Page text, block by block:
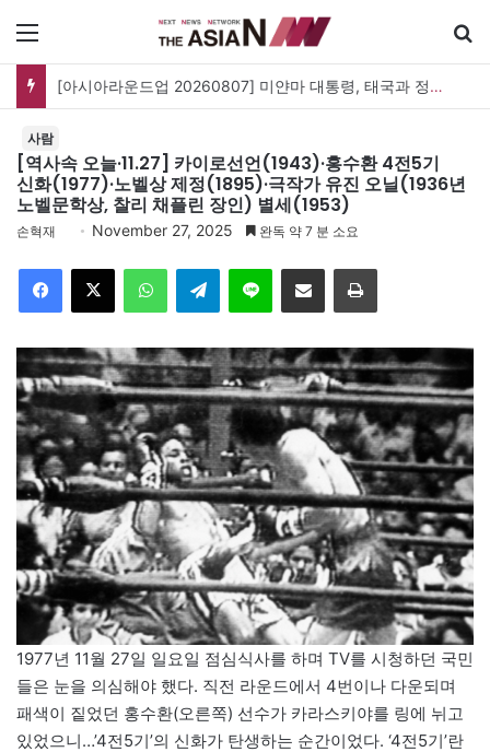
메뉴
[아시아라운드업 20260807] 미얀마 대통령, 태국과 정상회담…아세안 관계개선 모색
사람
[역사속 오늘·11.27] 카이로선언(1943)·홍수환 4전5기
신화(1977)·노벨상 제정(1895)·극작가 유진 오닐(1936년
노벨문학상, 찰리 채플린 장인) 별세(1953)
손혁재 November 27, 2025 완독 약 7 분 소요
Facebook
X WhatsAppTelegramLine 이메일 인쇄
1977년 11월 27일 일요일 점심식사를 하며 TV를 시청하던 국민
들은 눈을 의심해야 했다. 직전 라운드에서 4번이나 다운되며
패색이 짙었던 홍수환(오른쪽) 선수가 카라스키야를 링에 뉘고
있었으니…’4전5기’의 신화가 탄생하는 순간이었다. ‘4전5기’란